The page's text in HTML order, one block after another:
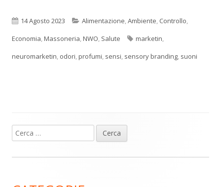
Pubblicato
14 Agosto 2023 Categorie
Alimentazione,Ambiente, Controllo,
Economia,Massoneria,NWO, Salute Tag
marketin,
neuromarketin, odori,profumi, sensi, sensory branding, suoni
Barra
laterale
Ricerca
per: